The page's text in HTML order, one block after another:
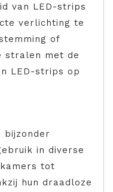
van LED-strips
verlichting te
of
stralen met de
LED-strips op
bijzonder
in diverse
tot
hun draadloze